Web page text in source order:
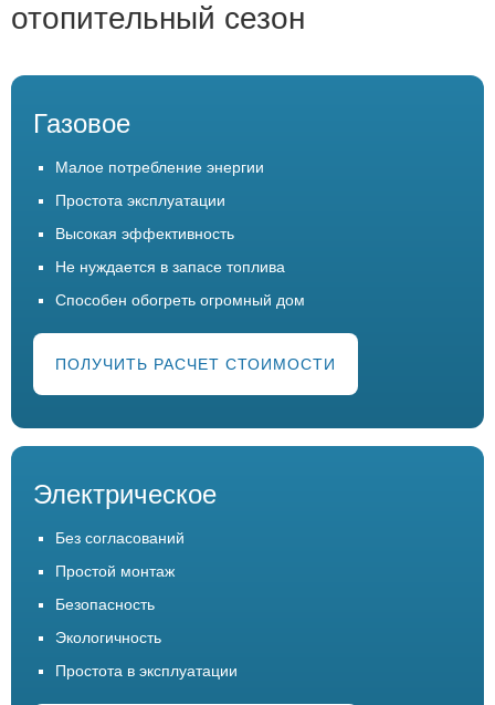
отопительный сезон
Газовое
Малое потребление энергии
Простота эксплуатации
Высокая эффективность
Не нуждается в запасе топлива
Способен обогреть огромный дом
ПОЛУЧИТЬ РАСЧЕТ СТОИМОСТИ
Электрическое
Без согласований
Простой монтаж
Безопасность
Экологичность
Простота в эксплуатации